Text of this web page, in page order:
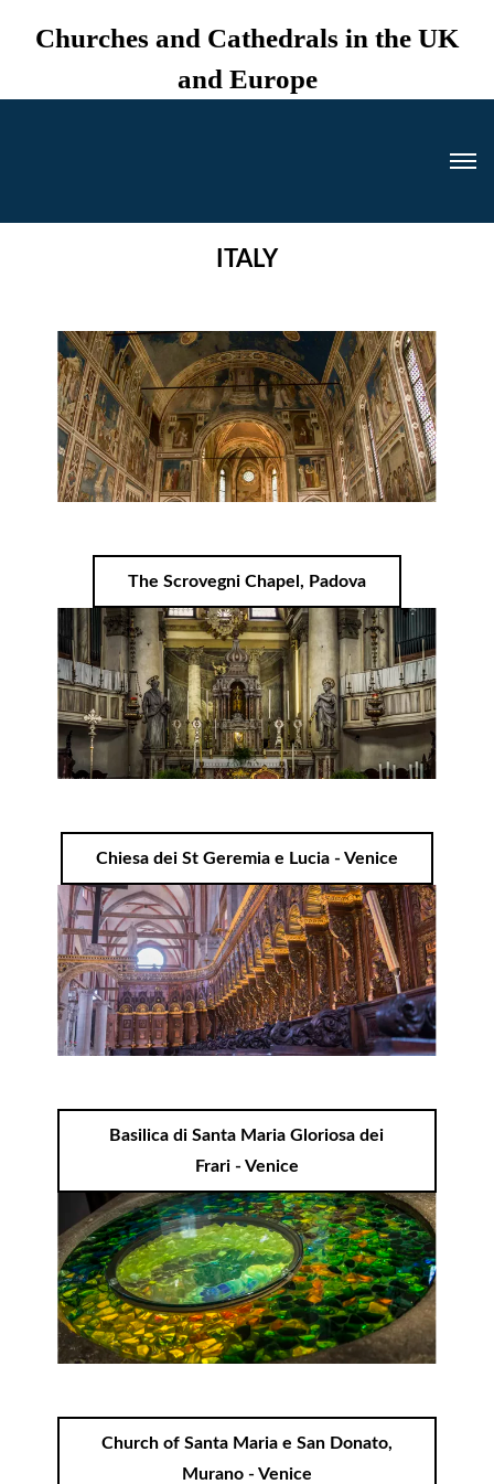
Churches and Cathedrals in the UK
and Europe
ITALY
The Scrovegni Chapel, Padova
Chiesa dei St Geremia e Lucia - Venice
Basilica di Santa Maria Gloriosa dei
Frari - Venice
Church of Santa Maria e San Donato,
Murano - Venice